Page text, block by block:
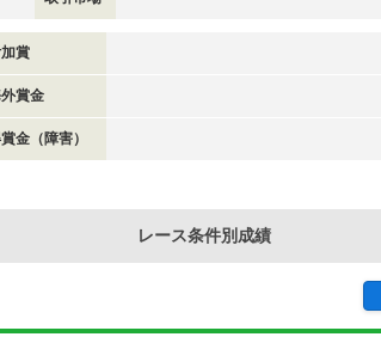
賞
賞金
金（障害）
レース条件別成績